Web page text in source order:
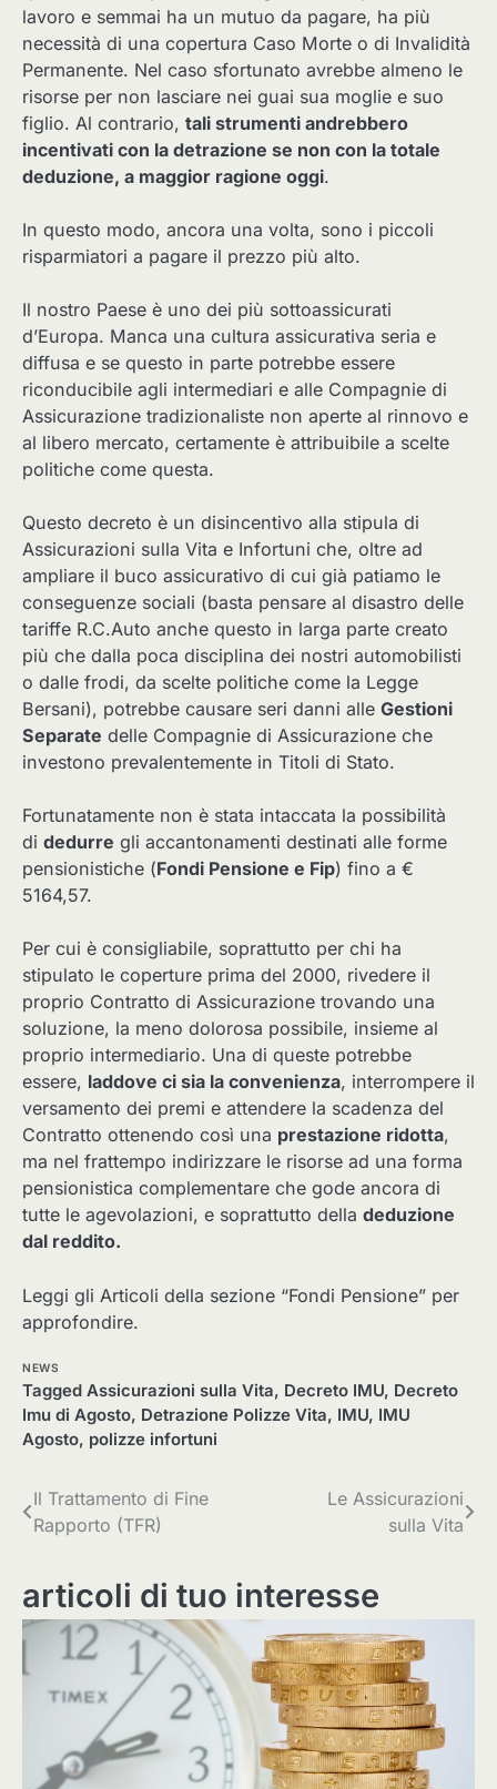
lavoro e semmai ha un mutuo da pagare, ha più
necessità di una copertura Caso Morte o di Invalidità
Permanente. Nel caso sfortunato avrebbe almeno le
risorse per non lasciare nei guai sua moglie e suo
figlio. Al contrario, tali strumenti andrebbero
incentivati con la detrazione se non con la totale
deduzione, a maggior ragione oggi.
In questo modo, ancora una volta, sono i piccoli
risparmiatori a pagare il prezzo più alto.
Il nostro Paese è uno dei più sottoassicurati
d’Europa. Manca una cultura assicurativa seria e
diffusa e se questo in parte potrebbe essere
riconducibile agli intermediari e alle Compagnie di
Assicurazione tradizionaliste non aperte al rinnovo e
al libero mercato, certamente è attribuibile a scelte
politiche come questa.
Questo decreto è un disincentivo alla stipula di
Assicurazioni sulla Vita e Infortuni che, oltre ad
ampliare il buco assicurativo di cui già patiamo le
conseguenze sociali (basta pensare al disastro delle
tariffe R.C.Auto anche questo in larga parte creato
più che dalla poca disciplina dei nostri automobilisti
o dalle frodi, da scelte politiche come la Legge
Bersani), potrebbe causare seri danni alle Gestioni
Separate delle Compagnie di Assicurazione che
investono prevalentemente in Titoli di Stato.
Fortunatamente non è stata intaccata la possibilità
di dedurre gli accantonamenti destinati alle forme
pensionistiche (Fondi Pensione e Fip) fino a €
5164,57.
Per cui è consigliabile, soprattutto per chi ha
stipulato le coperture prima del 2000, rivedere il
proprio Contratto di Assicurazione trovando una
soluzione, la meno dolorosa possibile, insieme al
proprio intermediario. Una di queste potrebbe
essere, laddove ci sia la convenienza, interrompere il
versamento dei premi e attendere la scadenza del
Contratto ottenendo così una prestazione ridotta,
ma nel frattempo indirizzare le risorse ad una forma
pensionistica complementare che gode ancora di
tutte le agevolazioni, e soprattutto della deduzione
dal reddito.
Leggi gli Articoli della sezione “Fondi Pensione” per
approfondire.
NEWS
Tagged Assicurazioni sulla Vita, Decreto IMU, Decreto
Imu di Agosto, Detrazione Polizze Vita, IMU, IMU
Agosto, polizze infortuni
Navigazione
articoli
Il Trattamento di Fine
Rapporto (TFR)
Le Assicurazioni
sulla Vita
articoli di tuo interesse